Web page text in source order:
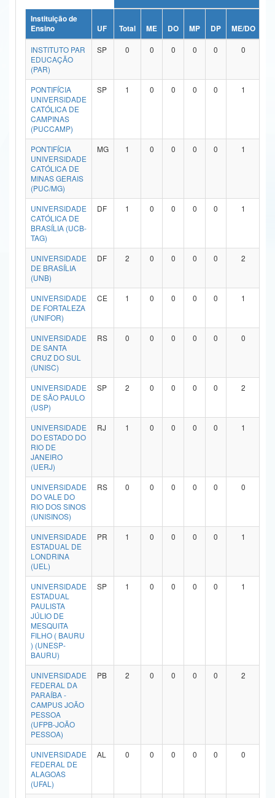
Ministério da Ciência, Tecnologia, Inovações e Comunicações
Ministério do Meio Ambiente
Ministério do Turismo
Ministério do Desenvolvimento Regional
Controladoria-Geral da União
Ministério da Mulher, da Família e dos Direitos Humanos
Secretaria-Geral
Secretaria de Governo
Gabinete de Segurança Institucional
Advocacia-Geral da União
Banco Central do Brasil
Instituição de
Ensino
UF Total ME DO MP DP ME/DO
INSTITUTO PAR
EDUCAÇÃO
(PAR)
SP 0 0 0 0 0 0
PONTIFÍCIA
UNIVERSIDADE
CATÓLICA DE
CAMPINAS
(PUCCAMP)
SP 1 0 0 0 0 1
PONTIFÍCIA
UNIVERSIDADE
CATÓLICA DE
MINAS GERAIS
(PUC/MG)
MG 1 0 0 0 0 1
UNIVERSIDADE
CATÓLICA DE
BRASÍLIA (UCB-
TAG)
DF 1 0 0 0 0 1
UNIVERSIDADE
DE BRASÍLIA
(UNB)
DF 2 0 0 0 0 2
UNIVERSIDADE
DE FORTALEZA
(UNIFOR)
CE 1 0 0 0 0 1
UNIVERSIDADE
DE SANTA
CRUZ DO SUL
(UNISC)
RS 0 0 0 0 0 0
UNIVERSIDADE
DE SÃO PAULO
(USP)
SP 2 0 0 0 0 2
UNIVERSIDADE
DO ESTADO DO
RIO DE
JANEIRO
(UERJ)
RJ 1 0 0 0 0 1
UNIVERSIDADE
DO VALE DO
RIO DOS SINOS
(UNISINOS)
RS 0 0 0 0 0 0
UNIVERSIDADE
ESTADUAL DE
LONDRINA
(UEL)
PR 1 0 0 0 0 1
UNIVERSIDADE
ESTADUAL
PAULISTA
JÚLIO DE
MESQUITA
FILHO ( BAURU
) (UNESP-
BAURU)
SP 1 0 0 0 0 1
UNIVERSIDADE
FEDERAL DA
PARAÍBA -
CAMPUS JOÃO
PESSOA
(UFPB-JOÃO
PESSOA)
PB 2 0 0 0 0 2
UNIVERSIDADE
FEDERAL DE
ALAGOAS
(UFAL)
AL 0 0 0 0 0 0